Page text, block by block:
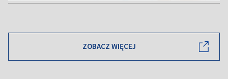
ZOBACZ WIĘCEJ